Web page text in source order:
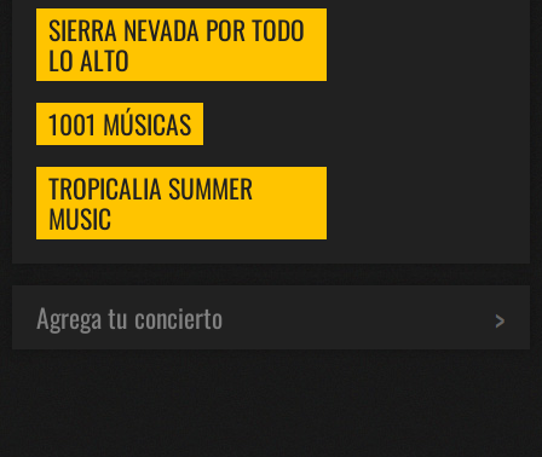
SIERRA NEVADA POR TODO
LO ALTO
1001 MÚSICAS
TROPICALIA SUMMER
MUSIC
Agrega tu concierto